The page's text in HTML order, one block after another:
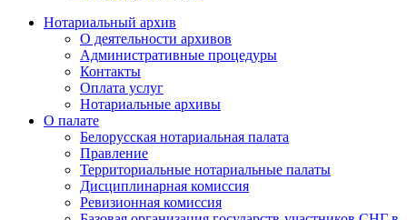
Нотариальный архив
О деятельности архивов
Административные процедуры
Контакты
Оплата услуг
Нотариальные архивы
О палате
Белорусская нотариальная палата
Правление
Территориальные нотариальные палаты
Дисциплинарная комиссия
Ревизионная комиссия